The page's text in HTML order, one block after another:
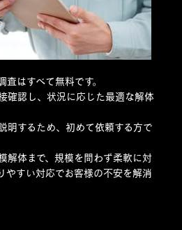
査はすべて無料です。
確認し、状況に応じた最適な解体
明するため、初めて依頼する方で
解体まで、規模を問わず柔軟に対
やすい対応でお客様の不安を解消